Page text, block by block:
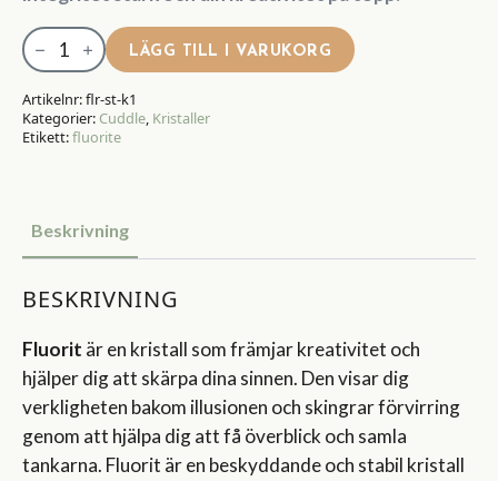
Fluorit,
Lila
Regnbågs
cuddle
LÄGG TILL I VARUKORG
Artikelnr:flr-st-k1
Kategorier: Cuddle, Kristaller
Etikett:fluorite
Beskrivning
BESKRIVNING
Fluorit är en kristall som främjar kreativitet och
hjälper dig att skärpa dina sinnen. Den visar dig
verkligheten bakom illusionen och skingrar förvirring
genom att hjälpa dig att få överblick och samla
tankarna. Fluorit är en beskyddande och stabil kristall